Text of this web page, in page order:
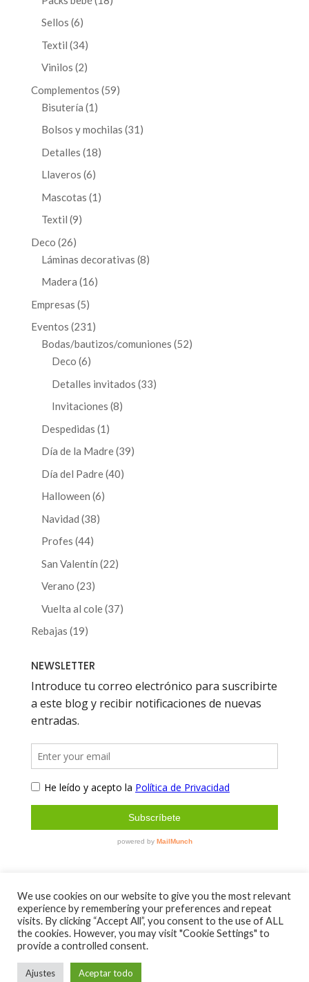
Sellos 66
productos
Textil 3434
productos
Vinilos 22
productos
Complementos 5959
Bisutería 1 1
producto
Bolsos y mochilas 31 31
Detalles 1818
Llaveros 66
productos
Mascotas 1 1
Textil 99
Deco 2626
productos
Láminas decorativas 88
Madera 1616
Empresas 55
productos
Eventos 231 231
productos
Bodas/bautizos/comuniones 5252
Deco 66
productos
Detalles invitados 3333
Invitaciones 88
Despedidas 1 1
producto
Día de la Madre 3939
Día del Padre 4040
Halloween 66
Navidad 3838
Profes 4444
productos
San Valentín 2222
Verano 2323
productos
Vuelta al cole 3737
Rebajas 1919
NEWSLETTER
Sobre mí
Contacto
Aviso Legal y Política de Privacidad
Condiciones de venta
We use cookies on our website to give you the most relevant
experience by remembering your preferences and repeat
visits. By clicking “Accept All”, you consent to the use of ALL
the cookies. However, you may visit "Cookie Settings" to
provide a controlled consent.
Ajustes Aceptar todo